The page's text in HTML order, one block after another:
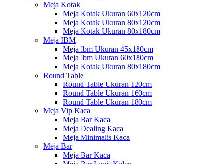
Meja Kotak
Meja Kotak Ukuran 60x120cm
Meja Kotak Ukuran 80x120cm
Meja Kotak Ukuran 80x180cm
Meja IBM
Meja Ibm Ukuran 45x180cm
Meja Ibm Ukuran 60x180cm
Meja Kotak Ukuran 80x180cm
Round Table
Round Table Ukuran 120cm
Round Table Ukuran 160cm
Round Table Ukuran 180cm
Meja Vip Kaca
Meja Bar Kaca
Meja Dealing Kaca
Meja Minimalis Kaca
Meja Bar
Meja Bar Kaca